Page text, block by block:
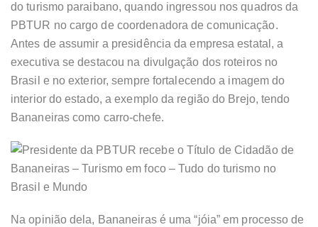
do turismo paraibano, quando ingressou nos quadros da
PBTUR no cargo de coordenadora de comunicação.
Antes de assumir a presidência da empresa estatal, a
executiva se destacou na divulgação dos roteiros no
Brasil e no exterior, sempre fortalecendo a imagem do
interior do estado, a exemplo da região do Brejo, tendo
Bananeiras como carro-chefe.
Na opinião dela, Bananeiras é uma “jóia” em processo de